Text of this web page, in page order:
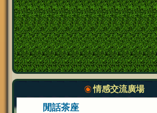
情感交流廣場
閒話茶座